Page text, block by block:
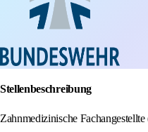
Stellenbeschreibung
Zahnmedizinische